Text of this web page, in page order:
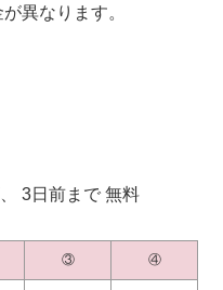
異なります。
3日前まで 無料
③ ④